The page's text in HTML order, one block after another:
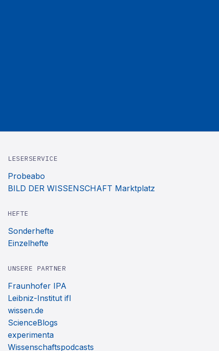
LESERSERVICE
Probeabo
BILD DER WISSENSCHAFT Marktplatz
HEFTE
Sonderhefte
Einzelhefte
UNSERE PARTNER
Fraunhofer IPA
Leibniz-Institut ifl
wissen.de
ScienceBlogs
experimenta
Wissenschaftspodcasts